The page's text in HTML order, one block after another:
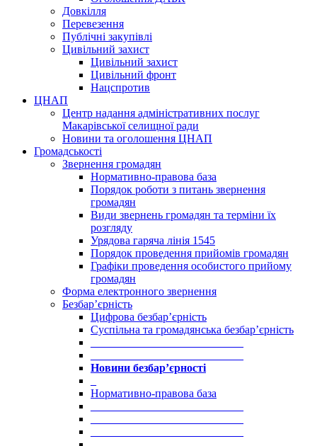
Довкілля
Перевезення
Публічні закупівлі
Цивільний захист
Цивільний захист
Цивільний фронт
Нацспротив
ЦНАП
Центр надання адміністративних послуг
Макарівської селищної ради
Новини та оголошення ЦНАП
Громадськості
Звернення громадян
Нормативно-правова база
Порядок роботи з питань звернення
громадян
Види звернень громадян та терміни їх
розгляду
Урядова гаряча лінія 1545
Порядок проведення прийомів громадян
Графіки проведення особистого прийому
громадян
Форма електронного звернення
Безбар’єрність
Цифрова безбар’єрність
Суспільна та громадянська безбар’єрність
Новини безбар’єрності
Нормативно-правова база